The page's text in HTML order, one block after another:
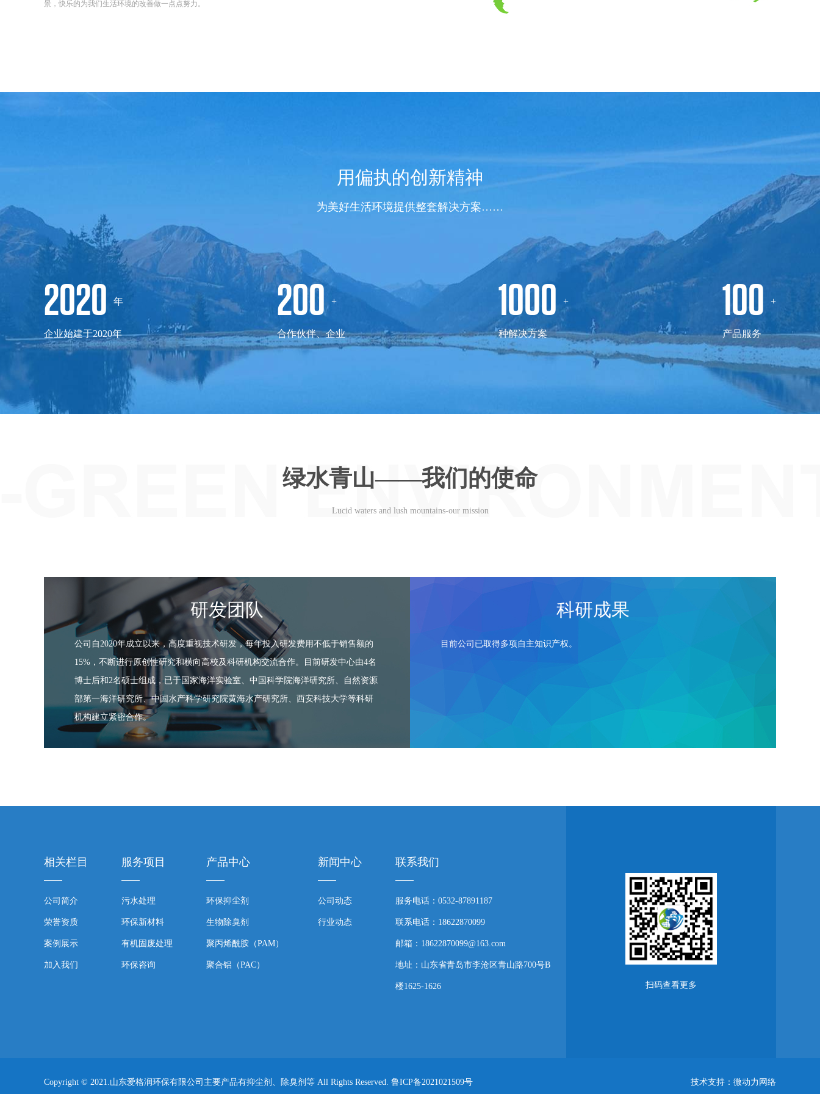
景，快乐的为我们生活环境的改善做一点点努力。
用偏执的创新精神
为美好生活环境提供整套解决方案……
2020 年
企业始建于2020年
200 +
合作伙伴、企业
1000 +
种解决方案
100 +
产品服务
绿水青山——我们的使命
Lucid waters and lush mountains-our mission
研发团队
公司自2020年成立以来，高度重视技术研发，每年投入研发费用不低于销售额的
15%，不断进行原创性研究和横向高校及科研机构交流合作。目前研发中心由4名
博士后和2名硕士组成，已于国家海洋实验室、中国科学院海洋研究所、自然资源
部第一海洋研究所、中国水产科学研究院黄海水产研究所、西安科技大学等科研
机构建立紧密合作。
科研成果
目前公司已取得多项自主知识产权。
相关栏目
公司简介
荣誉资质
案例展示
加入我们
服务项目
污水处理
环保新材料
有机固废处理
环保咨询
产品中心
环保抑尘剂
生物除臭剂
聚丙烯酰胺（PAM）
聚合铝（PAC）
新闻中心
公司动态
行业动态
联系我们
服务电话：0532-87891187
联系电话：18622870099
邮箱：18622870099@163.com
地址：山东省青岛市李沧区青山路700号B
楼1625-1626 扫码查看更多
Copyright © 2021.山东爱格润环保有限公司主要产品有抑尘剂、除臭剂等 All Rights Reserved. 鲁ICP备2021021509号 技术支持： 微动力网络